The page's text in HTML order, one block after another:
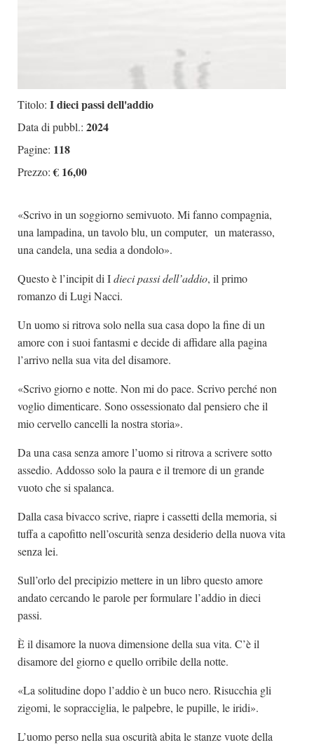
Titolo: I dieci passi dell'addio
Data di pubbl.: 2024
Pagine: 118
Prezzo:€ 16,00
«Scrivo in un soggiorno semivuoto. Mi fanno compagnia,
una lampadina, un tavolo blu, un computer, un materasso,
una candela, una sedia a dondolo».
Questo è l’incipit di Idieci passi dell’addio, il primo
romanzo di Lugi Nacci.
Un uomo si ritrova solo nella sua casa dopo la fine di un
amore con i suoi fantasmi e decide di affidare alla pagina
l’arrivo nella sua vita del disamore.
«Scrivo giorno e notte. Non mi do pace. Scrivo perché non
voglio dimenticare. Sono ossessionato dal pensiero che il
mio cervello cancelli la nostra storia».
Da una casa senza amore l’uomo si ritrova a scrivere sotto
assedio. Addosso solo la paura e il tremore di un grande
vuoto che si spalanca.
Dalla casa bivacco scrive, riapre i cassetti della memoria, si
tuffa a capofitto nell’oscurità senza desiderio della nuova vita
senza lei.
Sull’orlo del precipizio mettere in un libro questo amore
andato cercando le parole per formulare l’addio in dieci
passi.
È il disamore la nuova dimensione della sua vita. C’è il
disamore del giorno e quello orribile della notte.
«La solitudine dopo l’addio è un buco nero. Risucchia gli
zigomi, le sopracciglia, le palpebre, le pupille, le iridi».
L’uomo perso nella sua oscurità abita le stanze vuote della